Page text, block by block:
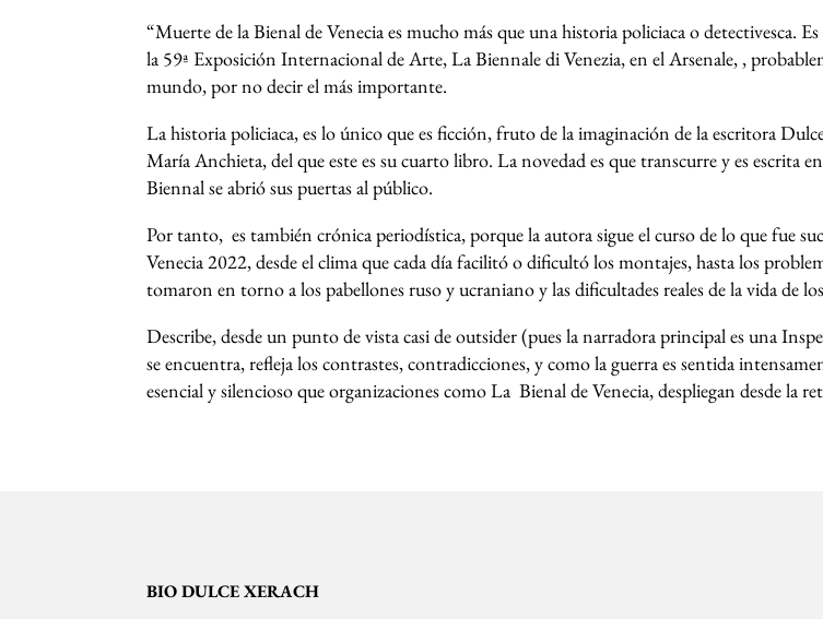
“Muerte de la Bienal de Venecia es mucho más que una historia policiaca o detectivesca.
la 59ª Exposición Internacional de Arte, La Biennale di Venezia, en el Arsenale, ,
mundo, por no decir el más importante.
La historia policiaca, es lo único que es ficción, fruto de la imaginación de la escritora
María Anchieta, del que este es su cuarto libro. La novedad es que transcurre y es escrita
Biennal se abrió sus puertas al público.
Por tanto, es también crónica periodística, porque la autora sigue el curso de lo que fue
Venecia 2022, desde el clima que cada día facilitó o dificultó los montajes, hasta los
tomaron en torno a los pabellones ruso y ucraniano y las dificultades reales de la vida de
Describe, desde un punto de vista casi de outsider (pues la narradora principal es una
se encuentra, refleja los contrastes, contradicciones, y como la guerra es sentida
esencial y silencioso que organizaciones como La Bienal de Venecia, despliegan desde la
BIO DULCE XERACH